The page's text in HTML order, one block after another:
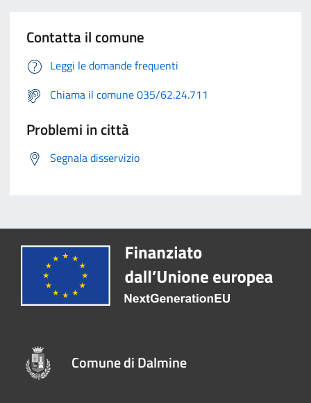
Contatta il comune
Leggi le domande frequenti
Chiama il comune 035/62.24.711
Problemi in città
Segnala disservizio
Comune di Dalmine